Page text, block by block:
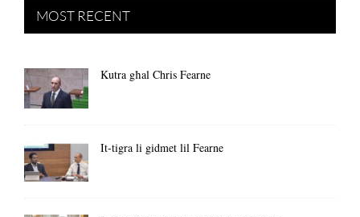
MOST RECENT
Kutra għal Chris Fearne
It-tigra li gidmet lil Fearne